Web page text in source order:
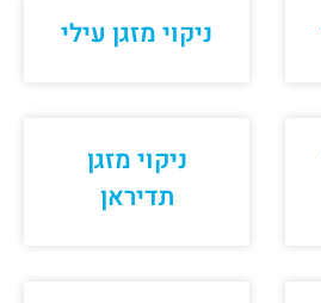
ניקוי מזגן עילי
ניקוי מזגן
תדיראן